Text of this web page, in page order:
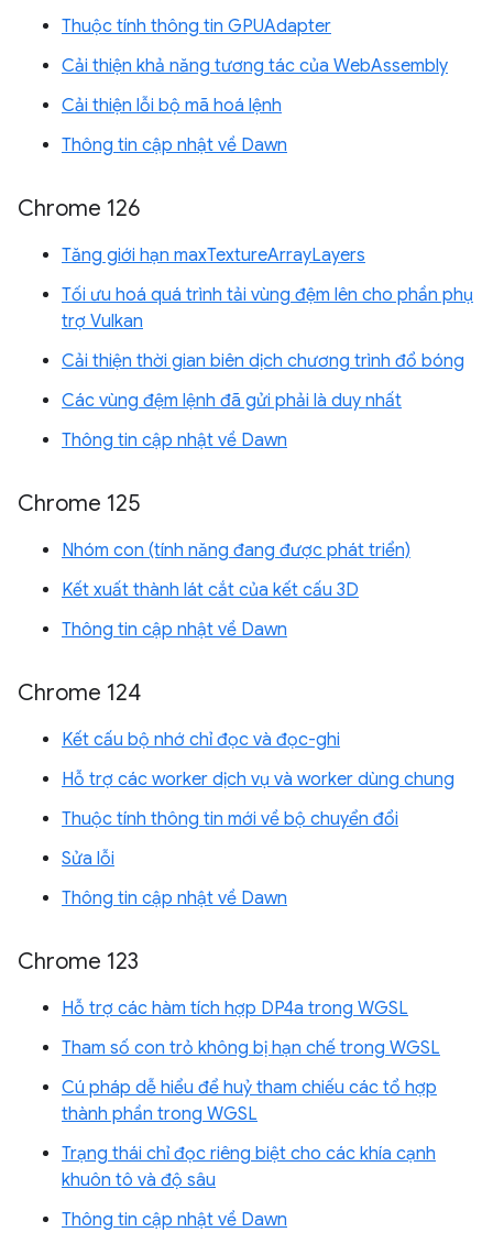
Thuộc tính thông tin GPUAdapter
Cải thiện khả năng tương tác của WebAssembly
Cải thiện lỗi bộ mã hoá lệnh
Thông tin cập nhật về Dawn
Chrome 126
Tăng giới hạn maxTextureArrayLayers
Tối ưu hoá quá trình tải vùng đệm lên cho phần phụ
trợ Vulkan
Cải thiện thời gian biên dịch chương trình đổ bóng
Các vùng đệm lệnh đã gửi phải là duy nhất
Thông tin cập nhật về Dawn
Chrome 125
Nhóm con (tính năng đang được phát triển)
Kết xuất thành lát cắt của kết cấu 3D
Thông tin cập nhật về Dawn
Chrome 124
Kết cấu bộ nhớ chỉ đọc và đọc-ghi
Hỗ trợ các worker dịch vụ và worker dùng chung
Thuộc tính thông tin mới về bộ chuyển đổi
Sửa lỗi
Thông tin cập nhật về Dawn
Chrome 123
Hỗ trợ các hàm tích hợp DP4a trong WGSL
Tham số con trỏ không bị hạn chế trong WGSL
Cú pháp dễ hiểu để huỷ tham chiếu các tổ hợp
thành phần trong WGSL
Trạng thái chỉ đọc riêng biệt cho các khía cạnh
khuôn tô và độ sâu
Thông tin cập nhật về Dawn